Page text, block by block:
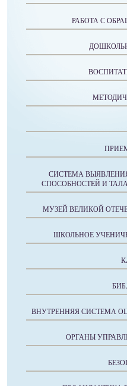
РАБОТА С
СИСТЕМА
СПОСОБНОСТЕЙ И
МУЗЕЙ ВЕЛИКОЙ
ШКОЛЬНОЕ
ВНУТРЕННЯЯ СИСТЕМА
ОРГАНЫ